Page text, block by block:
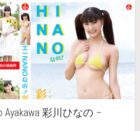
Ayakawa 彩川ひなの –